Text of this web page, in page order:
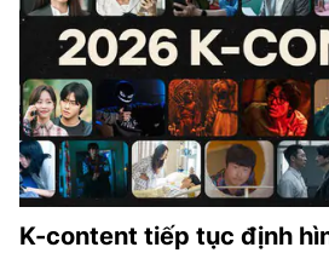
K-content tiếp tục định